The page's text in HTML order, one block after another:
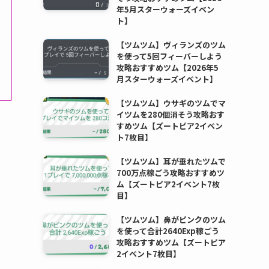
年5月スターウォーズイベン
ト】
【ツムツム】ヴィランズのツム
を使って5回フィーバーしよう
攻略おすすめツム【2026年5
月スターウォーズイベント】
【ツムツム】ウサギのツムでマ
イツムを280個消そう攻略おす
すめツム【ズートピア2イベン
ト7枚目】
【ツムツム】耳が垂れたツムで
700万点稼ごう攻略おすすめツ
ム【ズートピア2イベント7枚
目】
【ツムツム】鼻がピンクのツム
を使って合計2640Exp稼ごう
攻略おすすめツム【ズートピア
2イベント7枚目】